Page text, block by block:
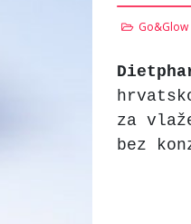
Go&Glow
za
bez